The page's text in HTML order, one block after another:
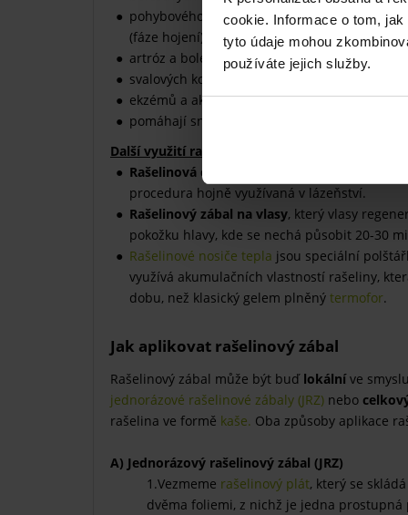
cookie. Informace o tom,
tyto údaje mohou
používáte jejich služby.
pohybového aparátu (zejména onemocnění
(fáze hojení))
artróz a bolestí kloubů
svalových kontraktur
ekzémů a akné
pomáhají snížit napětí a stres
Další využití rašeliny:
Rašelinová celková koupel
procedura hojně využívaná v lázeňství.
Rašelinový zábal na vlasy, který vlasy
pokožku hlavy, kde se nechá působit 20-30
Rašelinové nosiče tepla jsou speciální
využívá akumulačních vlastností rašeliny,
dobu, než klasický gelem plněný termofor.
Jak aplikovat rašelinový zábal
Rašelinový zábal může být buď lokálníve
jednorázové rašelinové zábaly (JRZ) nebo
rašelina ve formě kaše. Oba způsoby aplikace
A) Jednorázový rašelinový zábal (JRZ)
1.Vezmeme rašelinový plát, který se
dvěma foliemi, z nichž je jedna prostupná